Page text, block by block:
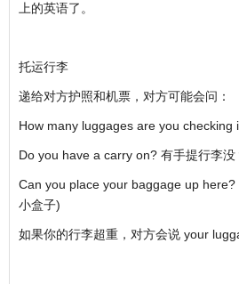
上的英语了。
托运行李
递给对方护照和机票，对方可能会问：
How many luggages are you checking
Do you have a carry on? 有手提行李没
Can you place your baggage up
小盒子)
如果你的行李超重，对方会说 your